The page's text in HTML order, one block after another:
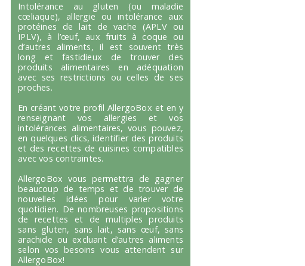
Intolérance au gluten (ou maladie
cœliaque), allergie ou intolérance aux
protéines de lait de vache (APLV ou
IPLV), à l’œuf, aux fruits à coque ou
d’autres aliments, il est souvent très
long et fastidieux de trouver des
produits alimentaires en adéquation
avec ses restrictions ou celles de ses
proches.
En créant votre profil AllergoBox et en y
renseignant vos allergies et vos
intolérances alimentaires, vous pouvez,
en quelques clics, identifier des produits
et des recettes de cuisines compatibles
avec vos contraintes.
AllergoBox vous permettra de gagner
beaucoup de temps et de trouver de
nouvelles idées pour varier votre
quotidien. De nombreuses propositions
de recettes et de multiples produits
sans gluten, sans lait, sans œuf, sans
arachide ou excluant d’autres aliments
selon vos besoins vous attendent sur
AllergoBox!